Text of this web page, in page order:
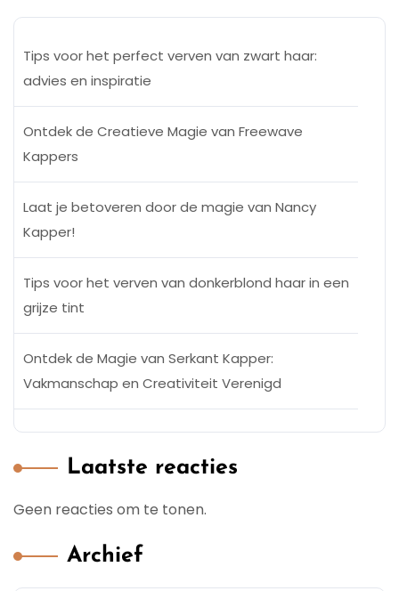
Tips voor het perfect verven van zwart haar:
advies en inspiratie
Ontdek de Creatieve Magie van Freewave
Kappers
Laat je betoveren door de magie van Nancy
Kapper!
Tips voor het verven van donkerblond haar in een
grijze tint
Ontdek de Magie van Serkant Kapper:
Vakmanschap en Creativiteit Verenigd
Laatste reacties
Geen reacties om te tonen.
Archief